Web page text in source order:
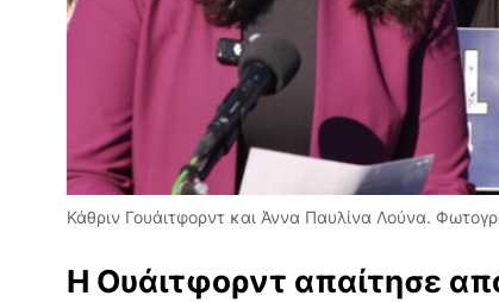
Κάθριν Γουάιτφορντ και Άννα Παυλίνα Λούνα.
Η Ουάιτφορντ απαίτησε